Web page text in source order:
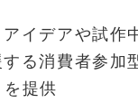
イデアや試作
る消費者参加
提供